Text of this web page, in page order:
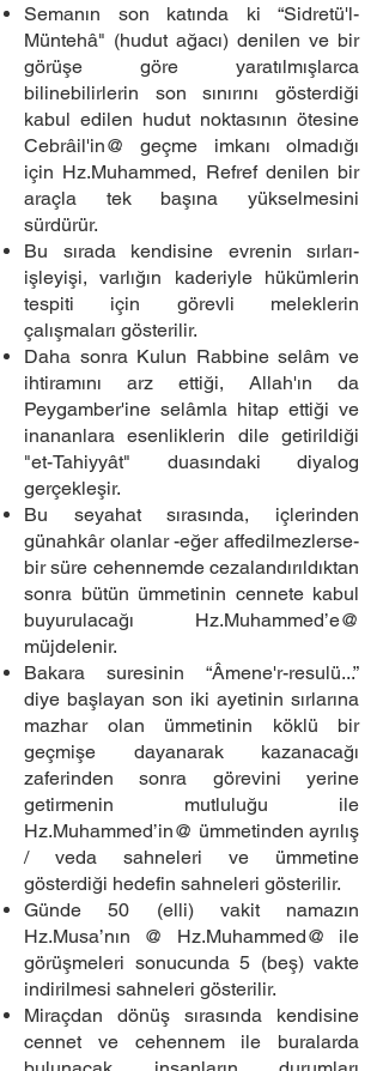
Semanın son katında ki “Sidretü'l-
Müntehâ" (hudut ağacı) denilen ve bir
görüşe göre yaratılmışlarca
bilinebilirlerin son sınırını gösterdiği
kabul edilen hudut noktasının ötesine
Cebrâil'in@ geçme imkanı olmadığı
için Hz.Muhammed, Refref denilen bir
araçla tek başına yükselmesini
sürdürür.
Bu sırada kendisine evrenin sırları-
işleyişi, varlığın kaderiyle hükümlerin
tespiti için görevli meleklerin
çalışmaları gösterilir.
Daha sonra Kulun Rabbine selâm ve
ihtiramını arz ettiği, Allah'ın da
Peygamber'ine selâmla hitap ettiği ve
inananlara esenliklerin dile getirildiği
"et-Tahiyyât" duasındaki diyalog
gerçekleşir.
Bu seyahat sırasında, içlerinden
günahkâr olanlar -eğer affedilmezlerse-
bir süre cehennemde cezalandırıldıktan
sonra bütün ümmetinin cennete kabul
buyurulacağı Hz.Muhammed’e@
müjdelenir.
Bakara suresinin “Âmene'r-resulü...”
diye başlayan son iki ayetinin sırlarına
mazhar olan ümmetinin köklü bir
geçmişe dayanarak kazanacağı
zaferinden sonra görevini yerine
getirmenin mutluluğu ile
Hz.Muhammed’in@ ümmetinden ayrılış
/ veda sahneleri ve ümmetine
gösterdiği hedefin sahneleri gösterilir.
Günde 50 (elli) vakit namazın
Hz.Musa’nın @ Hz.Muhammed@ ile
görüşmeleri sonucunda 5 (beş) vakte
indirilmesi sahneleri gösterilir.
Miraçdan dönüş sırasında kendisine
cennet ve cehennem ile buralarda